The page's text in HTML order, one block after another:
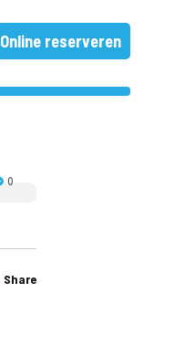
Online reserveren
0
Share